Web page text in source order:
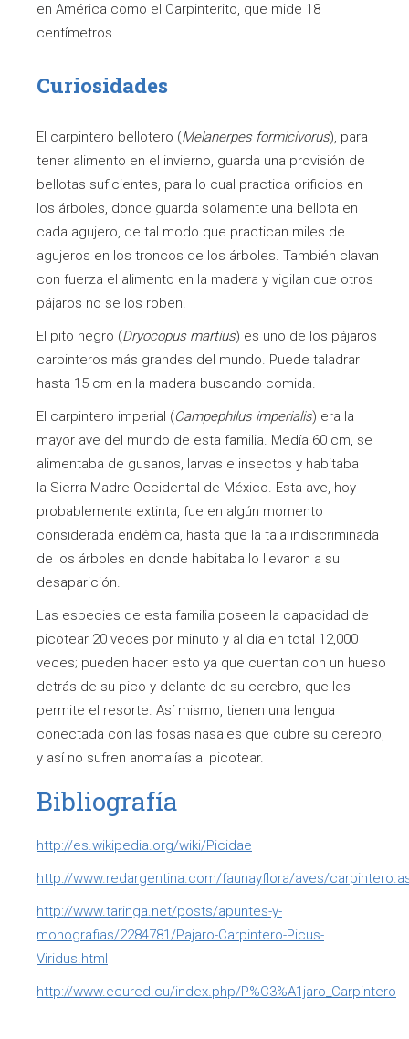
en América como el Carpinterito, que mide 18
centímetros.
Curiosidades
El carpintero bellotero (Melanerpes formicivorus), para
tener alimento en el invierno, guarda una provisión de
bellotas suficientes, para lo cual practica orificios en
los árboles, donde guarda solamente una bellota en
cada agujero, de tal modo que practican miles de
agujeros en los troncos de los árboles. También clavan
con fuerza el alimento en la madera y vigilan que otros
pájaros no se los roben.
El pito negro (Dryocopus martius) es uno de los pájaros
carpinteros más grandes del mundo. Puede taladrar
hasta 15 cm en la madera buscando comida.
El carpintero imperial (Campephilus imperialis) era la
mayor ave del mundo de esta familia. Medía 60 cm, se
alimentaba de gusanos, larvas e insectos y habitaba
la Sierra Madre Occidental de México. Esta ave, hoy
probablemente extinta, fue en algún momento
considerada endémica, hasta que la tala indiscriminada
de los árboles en donde habitaba lo llevaron a su
desaparición.
Las especies de esta familia poseen la capacidad de
picotear 20 veces por minuto y al día en total 12,000
veces; pueden hacer esto ya que cuentan con un hueso
detrás de su pico y delante de su cerebro, que les
permite el resorte. Así mismo, tienen una lengua
conectada con las fosas nasales que cubre su cerebro,
y así no sufren anomalías al picotear.
Bibliografía
http://es.wikipedia.org/wiki/Picidae
http://www.redargentina.com/faunayflora/aves/
http://www.taringa.net/posts/apuntes-y-
monografias/2284781/Pajaro-Carpintero-Picus-
Viridus.html
http://www.ecured.cu/index.php/P%C3%A1jaro_Carpintero